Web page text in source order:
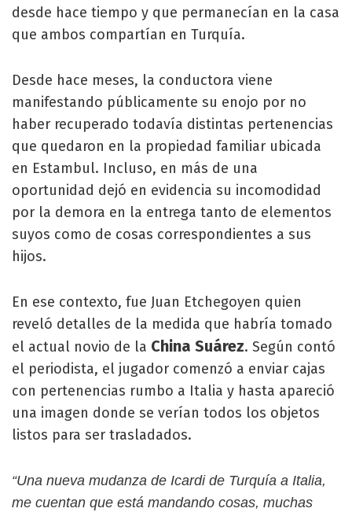
desde hace tiempo y que permanecían en la casa
que ambos compartían en Turquía.
Desde hace meses, la conductora viene
manifestando públicamente su enojo por no
haber recuperado todavía distintas pertenencias
que quedaron en la propiedad familiar ubicada
en Estambul. Incluso, en más de una
oportunidad dejó en evidencia su incomodidad
por la demora en la entrega tanto de elementos
suyos como de cosas correspondientes a sus
hijos.
En ese contexto, fue Juan Etchegoyen quien
reveló detalles de la medida que habría tomado
el actual novio de la China Suárez. Según contó
el periodista, el jugador comenzó a enviar cajas
con pertenencias rumbo a Italia y hasta apareció
una imagen donde se verían todos los objetos
listos para ser trasladados.
“Una nueva mudanza de Icardi de Turquía a Italia,
me cuentan que está mandando cosas, muchas